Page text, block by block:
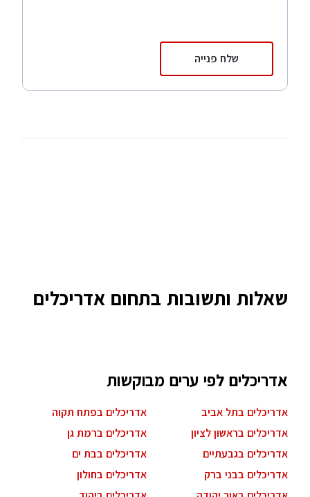
שלח פנייה
שאלות ותשובות בתחום אדריכלים
אדריכלים לפי ערים מבוקשות
אדריכלים בתל אביב
אדריכלים בפתח תקוה
אדריכלים בראשון לציון
אדריכלים ברמת גן
אדריכלים בגבעתיים
אדריכלים בבת ים
אדריכלים בבני ברק
אדריכלים בחולון